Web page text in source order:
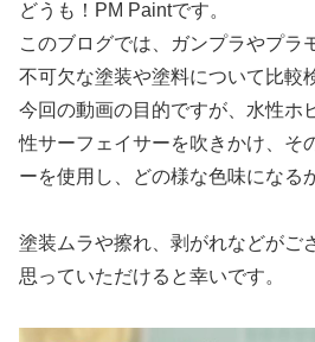
どうも！PM Paintです。
このブログでは、ガンプラやプラ
不可欠な塗装や塗料について比較
今回の動画の目的ですが、水性ホ
性サーフェイサーを吹きかけ、そ
ーを使用し、どの様な色味になる
塗装ムラや擦れ、剥がれなどがご
思っていただけると幸いです。